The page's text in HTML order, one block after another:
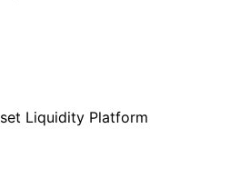
Liquidity Platform